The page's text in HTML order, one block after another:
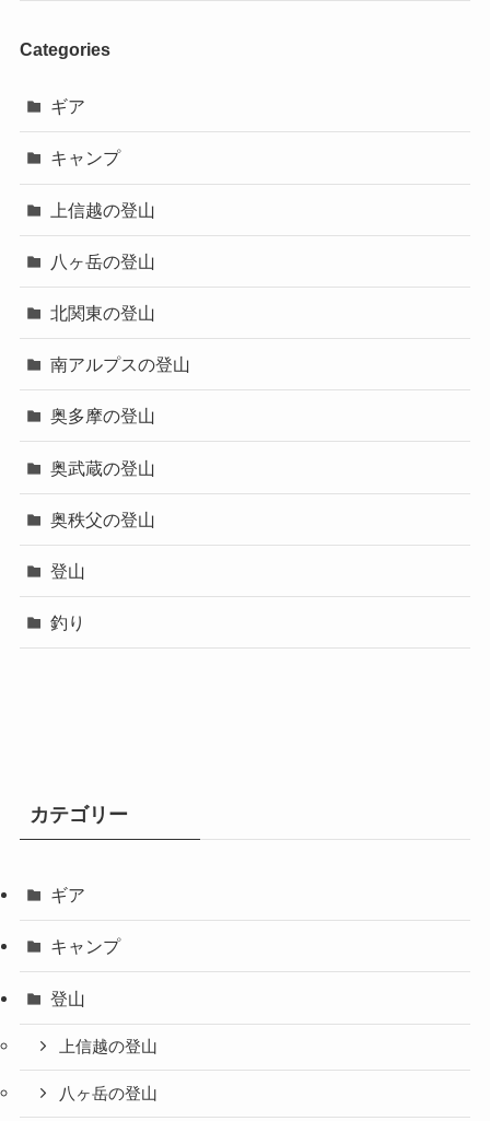
Categories
ギア
キャンプ
上信越の登山
八ヶ岳の登山
北関東の登山
南アルプスの登山
奥多摩の登山
奥武蔵の登山
奥秩父の登山
登山
釣り
カテゴリー
ギア
キャンプ
登山
上信越の登山
八ヶ岳の登山